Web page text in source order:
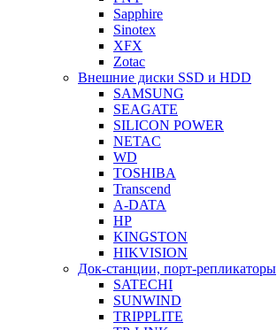
Sapphire
Sinotex
XFX
Zotac
Внешние диски SSD и HDD
SAMSUNG
SEAGATE
SILICON POWER
NETAC
WD
TOSHIBA
Transcend
A-DATA
HP
KINGSTON
HIKVISION
Док-станции, порт-репликаторы
SATECHI
SUNWIND
TRIPPLITE